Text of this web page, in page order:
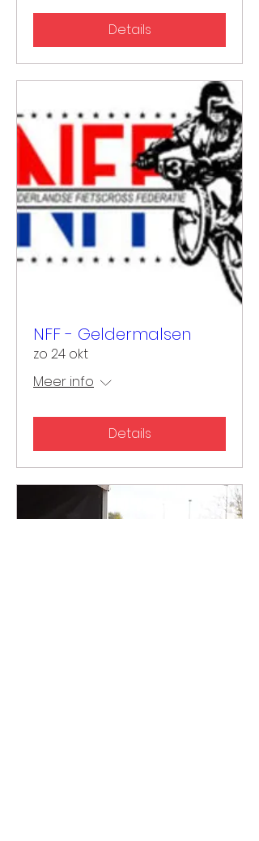
Details
NFF - Geldermalsen
zo 24 okt
Meer info
Details